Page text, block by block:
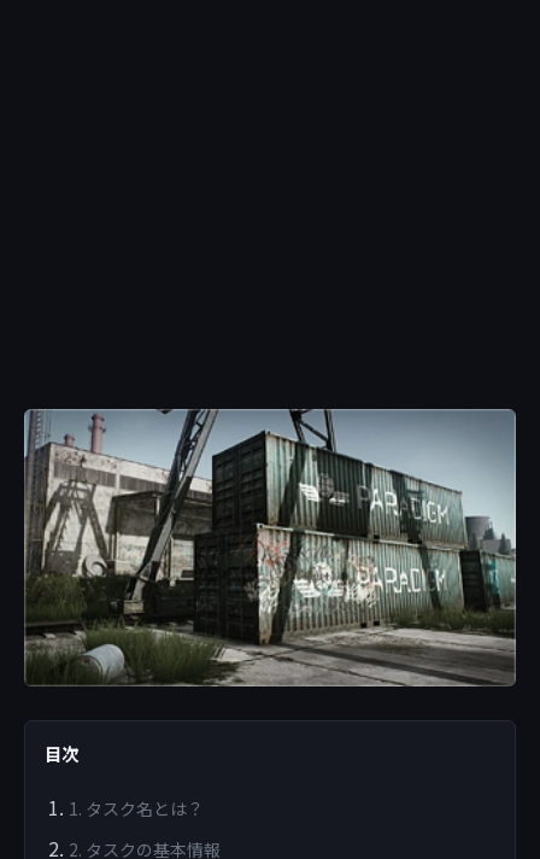
目次
1. タスク名とは？
2. タスクの基本情報